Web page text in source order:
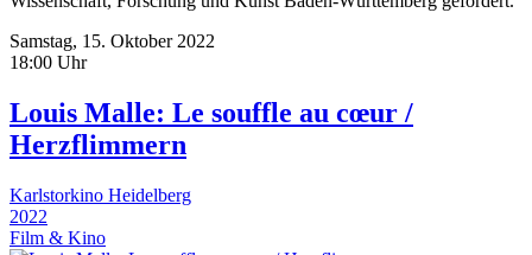
Samstag, 15. Oktober 2022
18:00 Uhr
Louis Malle: Le souffle au cœur /
Herzflimmern
Karlstorkino Heidelberg
2022
Film & Kino